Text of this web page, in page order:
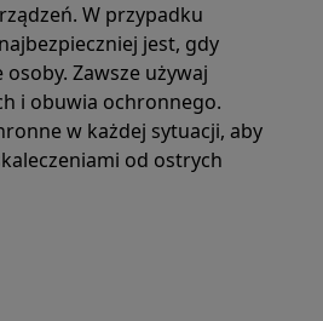
W przypadku
jest, gdy
Zawsze używaj
i obuwia ochronnego.
w każdej sytuacji, aby
od ostrych